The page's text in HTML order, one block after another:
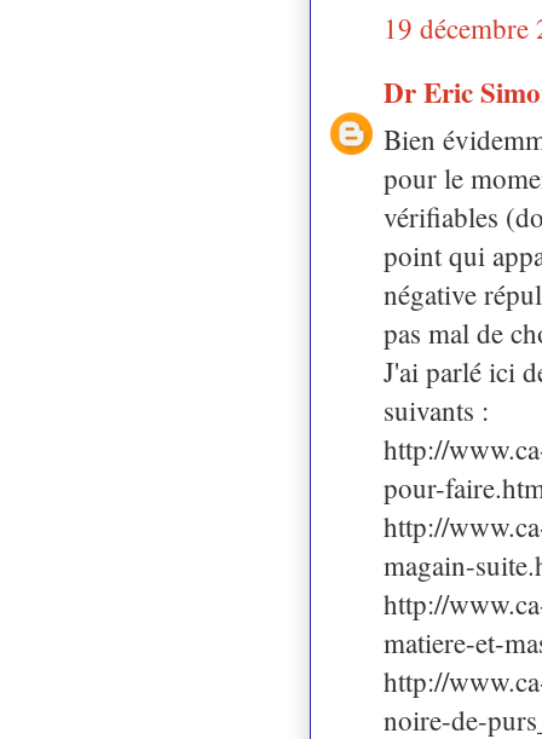
19
Dr Eric
Bien
pour le
vérifiables
point qui
négative
pas mal de
J'ai parlé ici
suivants :
http://
pour-
http://
magain-
http://
matiere-et-
http://
noire-de-